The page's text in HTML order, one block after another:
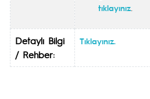
tıklayınız
Detaylı Bilgi
/ Rehber:
Tıklayınız.